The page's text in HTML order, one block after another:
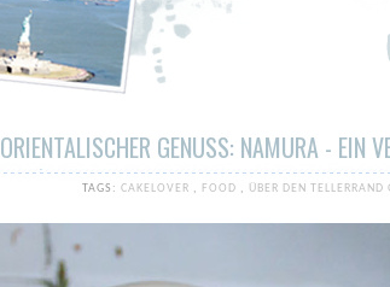
ORIENTALISCHER GENUSS: NAMURA - EIN
TAGS: CAKELOVER , FOOD , ÜBER DEN TELLERRAND